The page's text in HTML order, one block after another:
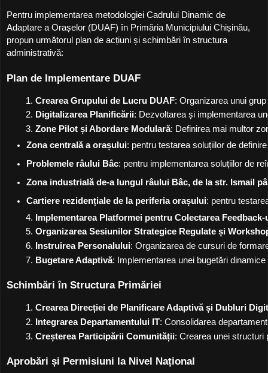
Pentru implementarea metodologiei Cadrului Dinamic de
Adaptare a Orașelor (DUAF) în Primăria Municipiului Chișinău,
propun următorul plan de acțiuni și schimbări în structura
administrativă:
Plan de Implementare DUAF
Crearea Grupului de Lucru DUAF: Organizarea unui
Digitalizarea Planificării: Dezvoltarea și implementarea
Zone Pilot și Abordare Modulară: Definirea mai multor
Zona centrală a orașului: pentru testarea soluțiilor de
Problemele râului Bâc: pentru implementarea soluțiilor de
Zona industrială de-a lungul râului Bâc, de la str. Ismail
Cartiere rezidențiale de la periferia orașului: pentru
Implementarea Platformei pentru Colectarea Feedback-
Organizarea Sesiunilor Strategice Regulate și
Instruirea Personalului: Organizarea de cursuri de
Bugetare Adaptivă: Implementarea unei bugetări
Schimbări în Structura Primăriei
Crearea Direcției de Planificare Adaptivă și Dubluri
Integrarea Departamentului IT: Consolidarea
Creșterea Participării Comunității: Crearea unei structuri
Aprobări și Permisiuni la Nivel Național